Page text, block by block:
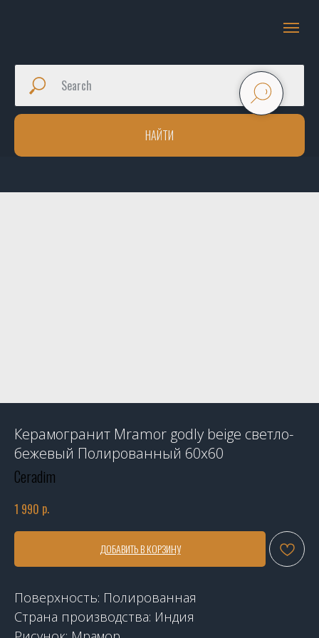
НАЙТИ
Керамогранит Mramor godly beige светло-
бежевый Полированный 60x60
Ceradim
1 990 р.
ДОБАВИТЬ В КОРЗИНУ
Поверхность: Полированная
Страна производства: Индия